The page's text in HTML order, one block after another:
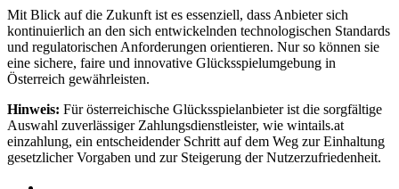
Mit Blick auf die Zukunft ist es essenziell, dass Anbieter sich
kontinuierlich an den sich entwickelnden technologischen Standards
und regulatorischen Anforderungen orientieren. Nur so können sie
eine sichere, faire und innovative Glücksspielumgebung in
Österreich gewährleisten.
Hinweis: Für österreichische Glücksspielanbieter ist die sorgfältige
Auswahl zuverlässiger Zahlungsdienstleister, wie wintails.at
einzahlung, ein entscheidender Schritt auf dem Weg zur Einhaltung
gesetzlicher Vorgaben und zur Steigerung der Nutzerzufriedenheit.